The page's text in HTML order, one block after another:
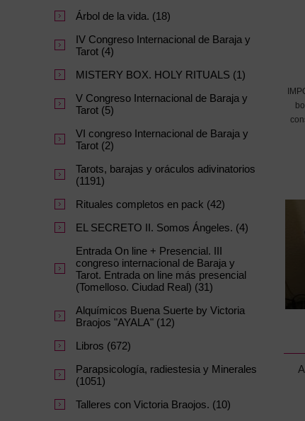
Árbol de la vida. (18)
IV Congreso Internacional de Baraja y
Tarot (4)
MISTERY BOX. HOLY RITUALS (1)
V Congreso Internacional de Baraja y
Tarot (5)
VI congreso Internacional de Baraja y
Tarot (2)
Tarots, barajas y oráculos adivinatorios
(1191)
Rituales completos en pack (42)
EL SECRETO II. Somos Ángeles. (4)
Entrada On line + Presencial. III
congreso internacional de Baraja y
Tarot. Entrada on line más presencial
(Tomelloso. Ciudad Real) (31)
Alquímicos Buena Suerte by Victoria
Braojos "AYALA" (12)
Libros (672)
Parapsicología, radiestesia y Minerales
(1051)
Talleres con Victoria Braojos. (10)